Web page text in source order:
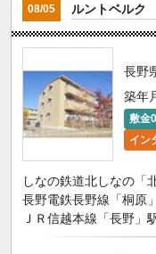
08/05 ルントベル
長野
築年
敷金0
イン
しなの鉄道北しなの「
長野電鉄長野線「桐原
ＪＲ信越本線「長野」